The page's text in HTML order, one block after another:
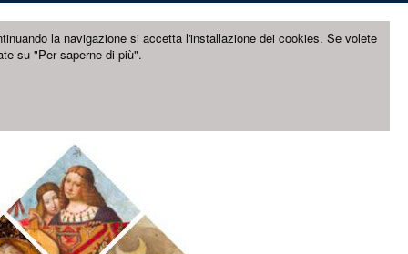
la navigazione si accetta l'installazione dei cookies. Se volete
su "Per saperne di più".